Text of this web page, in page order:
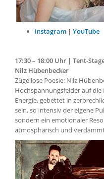
Instagram | YouTube
17:30 – 18:00 Uhr | Tent-
Nilz Hübenbecker
Zügellose Poesie: Nilz
Hochspannungsfelder auf
Energie, gebettet in
sein, so intensiv der eigene
sondern ein emotionaler
atmosphärisch und